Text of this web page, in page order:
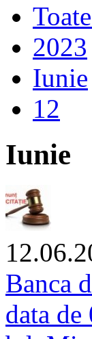
2023
Iunie
12
Iunie
Banca
data